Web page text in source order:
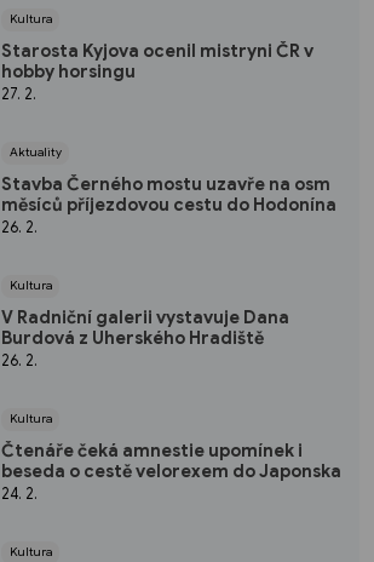
Kultura
Starosta Kyjova ocenil mistryni ČR v
hobby horsingu
27. 2.
Aktuality
Stavba Černého mostu uzavře na osm
měsíců příjezdovou cestu do Hodonína
26. 2.
Kultura
V Radniční galerii vystavuje Dana
Burdová z Uherského Hradiště
26. 2.
Kultura
Čtenáře čeká amnestie upomínek i
beseda o cestě velorexem do Japonska
24. 2.
Kultura